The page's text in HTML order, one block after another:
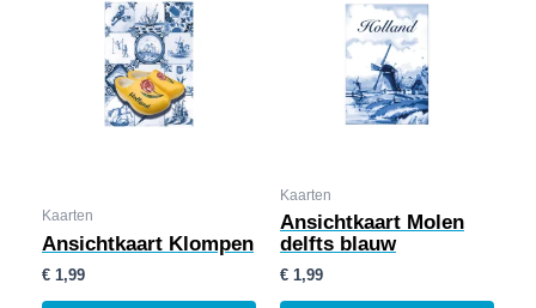
Kaarten
Ansichtkaart Klompen
€ 1,99
Kaarten
Ansichtkaart Molen
delfts blauw
€ 1,99